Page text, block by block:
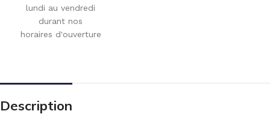
lundi au vendredi
durant nos
horaires d'ouverture
Description